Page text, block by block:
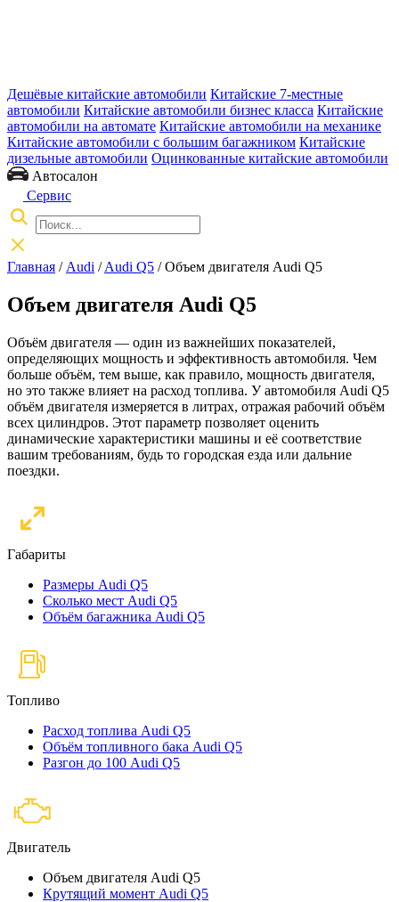
Дешёвые китайские автомобили Китайские 7-местные
автомобили Китайские автомобили бизнес класса Китайские
автомобили на автомате Китайские автомобили на механике
Китайские автомобили с большим багажником Китайские
дизельные автомобили Оцинкованные китайские автомобили
Автосалон
Сервис
Главная / Audi /Audi Q5 / Объем двигателя Audi Q5
Объем двигателя Audi Q5
Объём двигателя — один из важнейших показателей,
определяющих мощность и эффективность автомобиля. Чем
больше объём, тем выше, как правило, мощность двигателя,
но это также влияет на расход топлива. У автомобиля Audi Q5
объём двигателя измеряется в литрах, отражая рабочий объём
всех цилиндров. Этот параметр позволяет оценить
динамические характеристики машины и её соответствие
вашим требованиям, будь то городская езда или дальние
поездки.
Габариты
Размеры Audi Q5
Сколько мест Audi Q5
Объём багажника Audi Q5
Топливо
Расход топлива Audi Q5
Объём топливного бака Audi Q5
Разгон до 100 Audi Q5
Двигатель
Объем двигателя Audi Q5
Крутящий момент Audi Q5